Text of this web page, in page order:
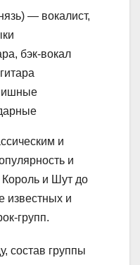
— вокалист,
бэк-вокал
и
и
и Шут до
известных и
групп.
состав группы